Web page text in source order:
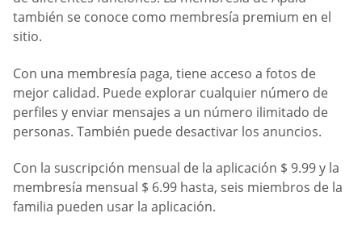
también se conoce como membresía premium en el
sitio.
Con una membresía paga, tiene acceso a fotos de
mejor calidad. Puede explorar cualquier número de
perfiles y enviar mensajes a un número ilimitado de
personas. También puede desactivar los anuncios.
Con la suscripción mensual de la aplicación $ 9.99 y la
membresía mensual $ 6.99 hasta, seis miembros de la
familia pueden usar la aplicación.